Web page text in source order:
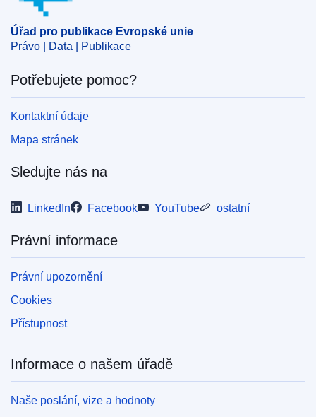
Úřad pro publikace Evropské unie
Právo | Data | Publikace
Potřebujete pomoc?
Kontaktní údaje
Mapa stránek
Sledujte nás na
LinkedIn Facebook YouTube ostatní
Právní informace
Právní upozornění
Cookies
Přístupnost
Informace o našem úřadě
Naše poslání, vize a hodnoty